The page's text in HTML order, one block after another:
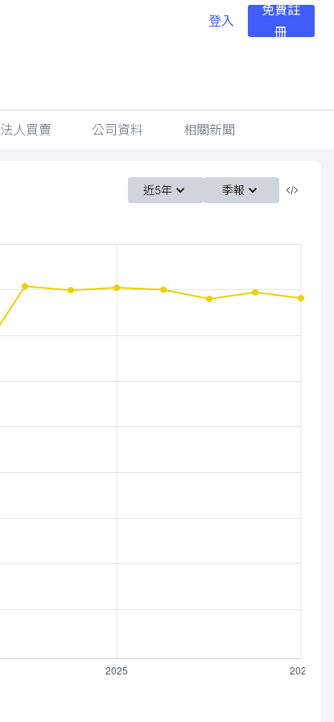
登入
免費註
冊
法人買賣 公司資料 相關新聞
近5年 季報